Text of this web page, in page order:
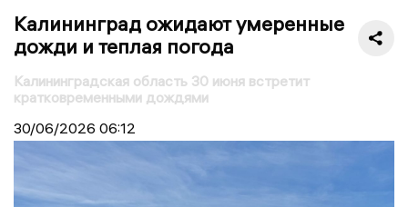
Калининград ожидают умеренные
дожди и теплая погода
Калининградская область 30 июня встретит
кратковременными дождями
30/06/2026 06:12